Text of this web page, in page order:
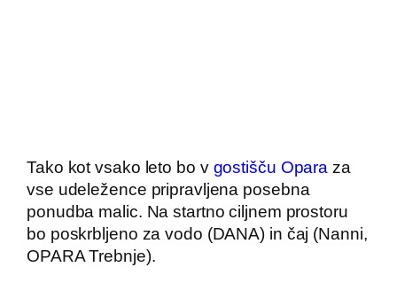
Tako kot vsako leto bo v gostišču Opara za
vse udeležence pripravljena posebna
ponudba malic. Na startno ciljnem prostoru
bo poskrbljeno za vodo (DANA) in čaj (Nanni,
OPARA Trebnje).